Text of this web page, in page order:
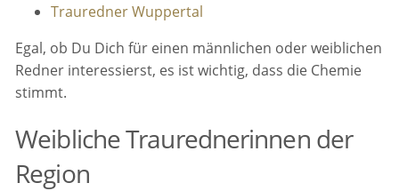
Trauredner Wuppertal
Egal, ob Du Dich für einen männlichen oder weiblichen
Redner interessierst, es ist wichtig, dass die Chemie
stimmt.
Weibliche Traurednerinnen der
Region